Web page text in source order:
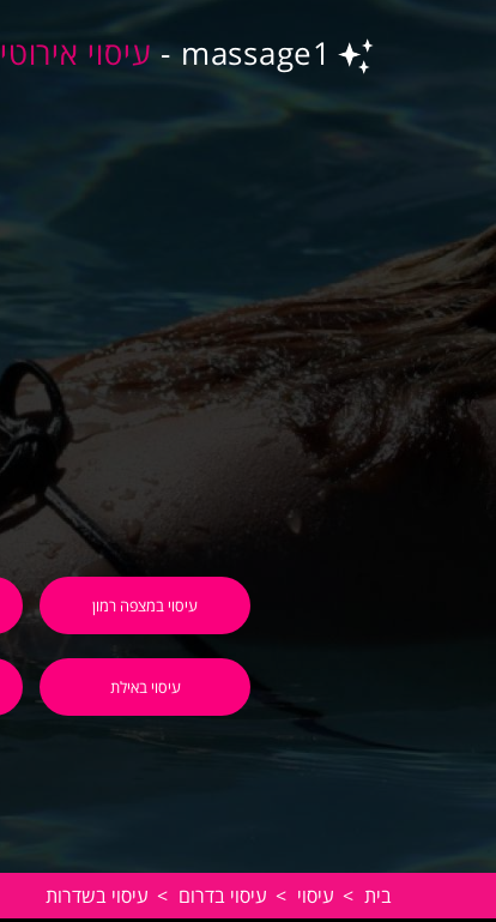
massage1 - עיסוי אירוטי
עיסוי במצפה רמון
עיסוי באילת
בית > עיסוי > עיסוי בדרום > עיסוי בשדרות